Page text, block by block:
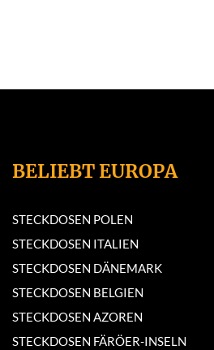
BELIEBT EUROPA
STECKDOSEN POLEN
STECKDOSEN ITALIEN
STECKDOSEN DÄNEMARK
STECKDOSEN BELGIEN
STECKDOSEN AZOREN
STECKDOSEN FÄRÖER-INSELN